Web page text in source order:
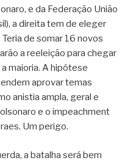
e da Federação União
a direita tem de eleger
de somar 16 novos
a reeleição para chegar
maioria. A hipótese
aprovar temas
anistia ampla, geral e
e o impeachment
Um perigo.
a batalha será bem